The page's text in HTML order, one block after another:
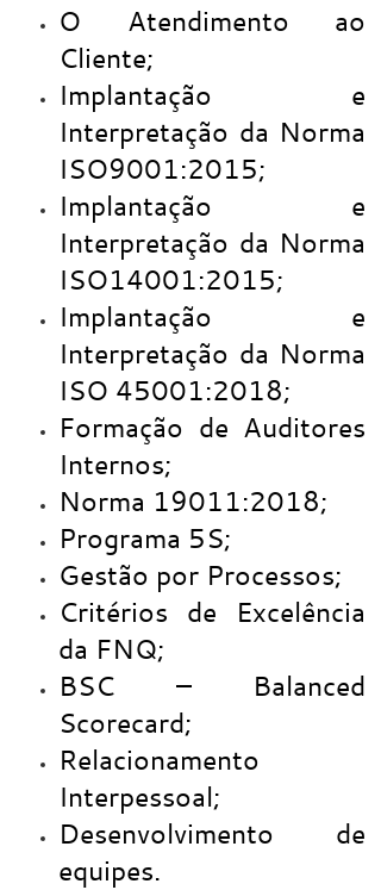
O Atendimento ao
Cliente;
Implantação e
Interpretação da Norma
ISO9001:2015;
Implantação e
Interpretação da Norma
ISO14001:2015;
Implantação e
Interpretação da Norma
ISO 45001:2018;
Formação de Auditores
Internos;
Norma 19011:2018;
Programa 5S;
Gestão por Processos;
Critérios de Excelência
da FNQ;
BSC – Balanced
Scorecard;
Relacionamento
Interpessoal;
Desenvolvimento de
equipes.